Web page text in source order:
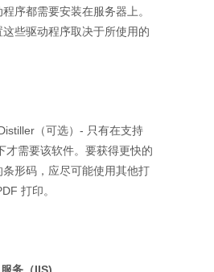
序都需要安装在服务器上。
些驱动程序取决于所使用的
（可选）- 只有在支持
才需要该软件。要获得更快的
形码，应尽可能使用其他打
打印。